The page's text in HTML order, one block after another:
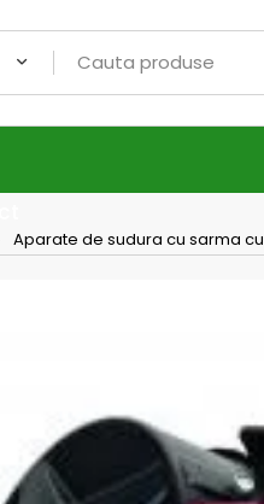
Aparate de sudura cu sarma